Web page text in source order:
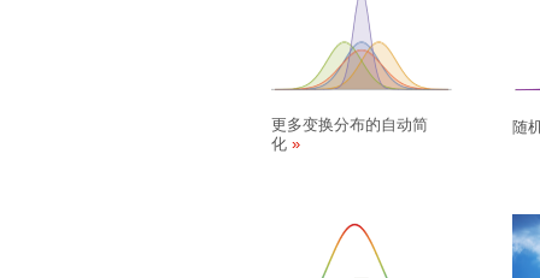
更多变换分布的自动简
化
随